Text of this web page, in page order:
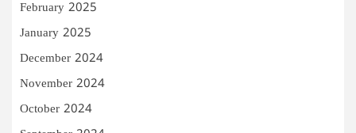
February 2025
January 2025
December 2024
November 2024
October 2024